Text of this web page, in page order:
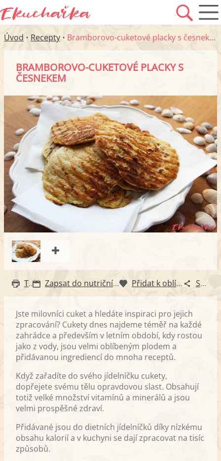
Úvod • Recepty • Bramborovo-cuketové placky s česnekem
BRAMBOROVO-CUKETOVÉ PLACKY S
ČESNEKEM
Tisk Zapsat do nutričního diáře Přidat k oblíbeným Sdílet
Jste milovníci cuket a hledáte inspiraci pro jejich
zpracování? Cukety dnes najdeme téměř na každé
zahrádce a především v letním období, kdy rostou
jako z vody, jsou velmi oblíbeným plodem a
přidávanou ingrediencí do mnoha receptů.
Když zařadíte do svého jídelníčku cukety,
dopřejete svému tělu opravdovou slast. Obsahují
totiž velké množství vitamínů a minerálů a jsou
velmi prospěšné zdraví.
Přidávané jsou do dietních jídelníčků díky nízkému
obsahu kalorií a v kuchyni se dají zpracovat na tisíc
způsobů.